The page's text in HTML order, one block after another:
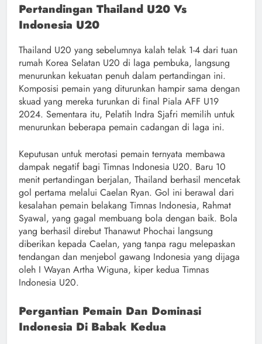
Pertandingan Thailand U20 Vs
Indonesia U20
Thailand U20 yang sebelumnya kalah telak 1-4 dari tuan
rumah Korea Selatan U20 di laga pembuka, langsung
menurunkan kekuatan penuh dalam pertandingan ini.
Komposisi pemain yang diturunkan hampir sama dengan
skuad yang mereka turunkan di final Piala AFF U19
2024. Sementara itu, Pelatih Indra Sjafri memilih untuk
menurunkan beberapa pemain cadangan di laga ini.
Keputusan untuk merotasi pemain ternyata membawa
dampak negatif bagi Timnas Indonesia U20. Baru 10
menit pertandingan berjalan, Thailand berhasil mencetak
gol pertama melalui Caelan Ryan. Gol ini berawal dari
kesalahan pemain belakang Timnas Indonesia, Rahmat
Syawal, yang gagal membuang bola dengan baik. Bola
yang berhasil direbut Thanawut Phochai langsung
diberikan kepada Caelan, yang tanpa ragu melepaskan
tendangan dan menjebol gawang Indonesia yang dijaga
oleh I Wayan Artha Wiguna, kiper kedua Timnas
Indonesia U20.
Pergantian Pemain Dan Dominasi
Indonesia Di Babak Kedua